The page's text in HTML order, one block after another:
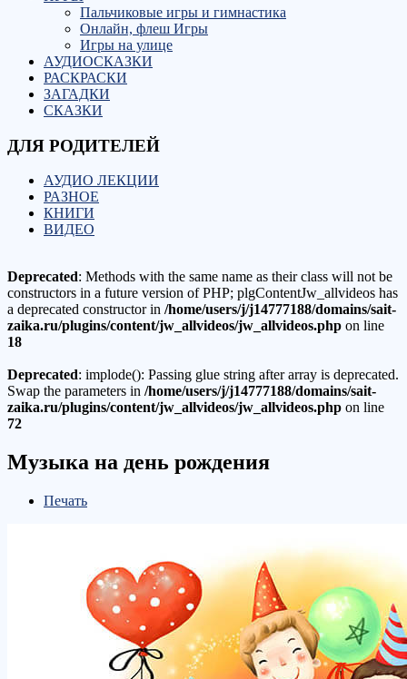
Пальчиковые игры и гимнастика
Онлайн, флеш Игры
Игры на улице
АУДИОСКАЗКИ
РАСКРАСКИ
ЗАГАДКИ
СКАЗКИ
ДЛЯ РОДИТЕЛЕЙ
АУДИО ЛЕКЦИИ
РАЗНОЕ
КНИГИ
ВИДЕО
Deprecated: Methods with the same name as their class will not be
constructors in a future version of PHP; plgContentJw_allvideos has
a deprecated constructor in /home/users/j/j14777188/domains/sait-
zaika.ru/plugins/content/jw_allvideos/jw_allvideos.php on line
18
Deprecated: implode(): Passing glue string after array is deprecated.
Swap the parameters in /home/users/j/j14777188/domains/sait-
zaika.ru/plugins/content/jw_allvideos/jw_allvideos.php on line
72
Музыка на день рождения
Печать